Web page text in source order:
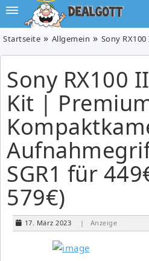
Startseite Allgemein Sony RX100 III Creator Kit | Premium-
Sony RX100
Kit |
SGR1 für
579€)
17. März 2023 | Anzeige